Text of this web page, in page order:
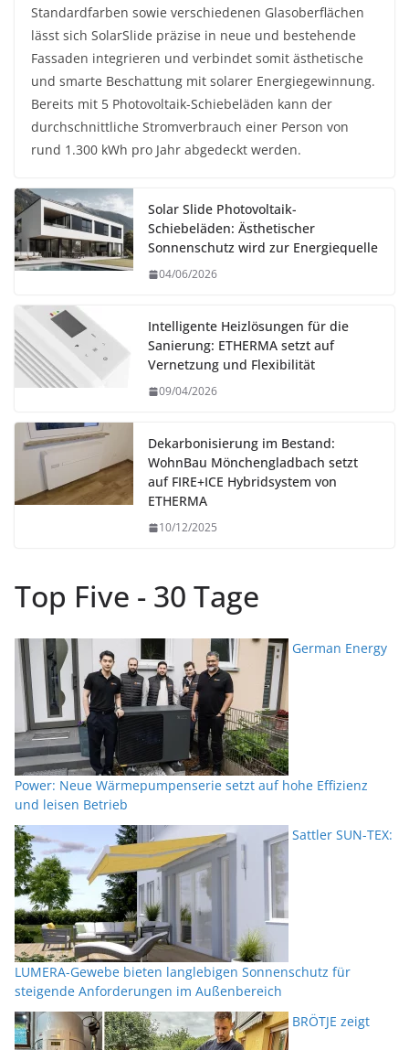
Standardfarben sowie verschiedenen Glasoberflächen
lässt sich SolarSlide präzise in neue und bestehende
Fassaden integrieren und verbindet somit ästhetische
und smarte Beschattung mit solarer Energiegewinnung.
Bereits mit 5 Photovoltaik-Schiebeläden kann der
durchschnittliche Stromverbrauch einer Person von
rund 1.300 kWh pro Jahr abgedeckt werden.
Solar Slide Photovoltaik-
Schiebeläden: Ästhetischer
Sonnenschutz wird zur Energiequelle
04/06/2026
Intelligente Heizlösungen für die
Sanierung: ETHERMA setzt auf
Vernetzung und Flexibilität
09/04/2026
Dekarbonisierung im Bestand:
WohnBau Mönchengladbach setzt
auf FIRE+ICE Hybridsystem von
ETHERMA
10/12/2025
Top Five - 30 Tage
German Energy
Power: Neue Wärmepumpenserie setzt auf hohe Effizienz
und leisen Betrieb
Sattler SUN-TEX:
LUMERA-Gewebe bieten langlebigen Sonnenschutz für
steigende Anforderungen im Außenbereich
BRÖTJE zeigt